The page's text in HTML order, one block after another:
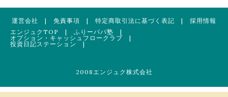
運営会社 | 免責事項 | 特定商取引法に基づく表記 | 採用情報
エンジュクTOP
| ふりーパパ塾 |
オプション・キャッシュフロークラブ |
投資日記ステーション
|
2008エンジュク株式会社